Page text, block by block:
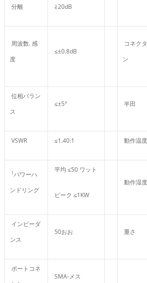
分離
≧20dB
周波数. 感
度
≤±0.8dB
コネク
ン
位相バラン
ス
≤±5° 半田
VSWR ≤1.40:1 動作温度
1パワーハ
ンドリング
平均 ≤50 ワット
ピーク ≤1KW
動作湿度
インピーダ
ンス
50おお 重さ
ポートコネ
SMA-メス